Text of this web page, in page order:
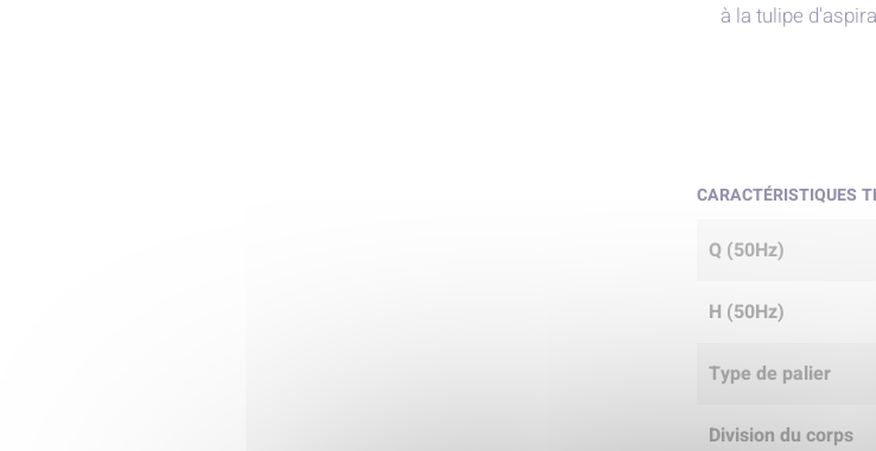
à la tulipe
CARACTÉRISTIQUES
Q (50Hz)
H (50Hz)
Type de palier
Division du corps